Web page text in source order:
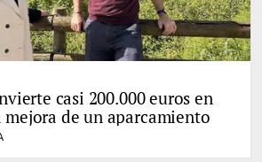
casi 200.000 euros en
de un aparcamiento